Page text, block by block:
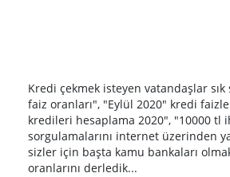
Kredi çekmek isteyen vatandaşlar sık
faiz oranları", "Eylül 2020" kredi
kredileri hesaplama 2020", "10000 tl
sorgulamalarını internet üzerinden
sizler için başta kamu bankaları
oranlarını derledik...